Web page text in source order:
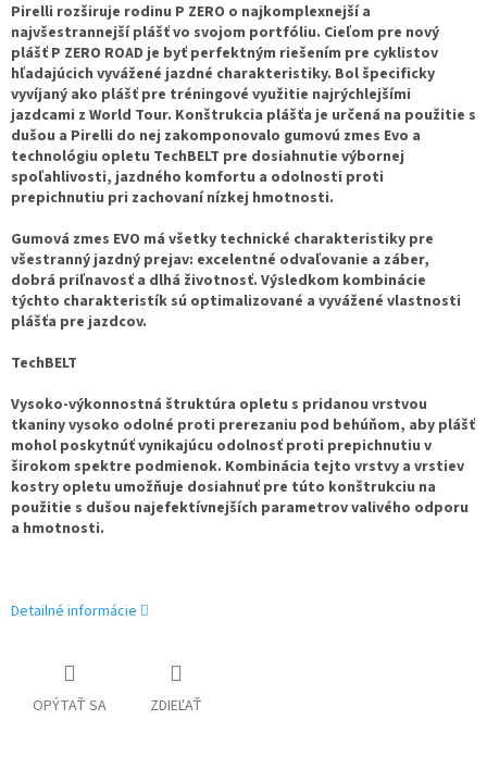
Pirelli rozširuje rodinu P ZERO o najkomplexnejší a
najvšestrannejší plášť vo svojom portfóliu. Cieľom pre nový
plášť P ZERO ROAD je byť perfektným riešením pre cyklistov
hľadajúcich vyvážené jazdné charakteristiky. Bol špecificky
vyvíjaný ako plášť pre tréningové využitie najrýchlejšími
jazdcami z World Tour. Konštrukcia plášťa je určená na použitie s
dušou a Pirelli do nej zakomponovalo gumovú zmes Evo a
technológiu opletu TechBELT pre dosiahnutie výbornej
spoľahlivosti, jazdného komfortu a odolnosti proti
prepichnutiu pri zachovaní nízkej hmotnosti.
Gumová zmes EVO má všetky technické charakteristiky pre
všestranný jazdný prejav: excelentné odvaľovanie a záber,
dobrá priľnavosť a dlhá životnosť. Výsledkom kombinácie
týchto charakteristík sú optimalizované a vyvážené vlastnosti
plášťa pre jazdcov.
TechBELT
Vysoko-výkonnostná štruktúra opletu s pridanou vrstvou
tkaniny vysoko odolné proti prerezaniu pod behúňom, aby plášť
mohol poskytnúť vynikajúcu odolnosť proti prepichnutiu v
širokom spektre podmienok. Kombinácia tejto vrstvy a vrstiev
kostry opletu umožňuje dosiahnuť pre túto konštrukciu na
použitie s dušou najefektívnejších parametrov valivého odporu
a hmotnosti.
Detailné informácie
OPÝTAŤ SA ZDIEĽAŤ